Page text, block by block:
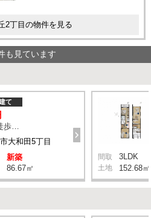
2丁目の物件を見る
も見ています
大和田5丁目
て
新築
86.67㎡
間取 3LDK
土地 152.68㎡